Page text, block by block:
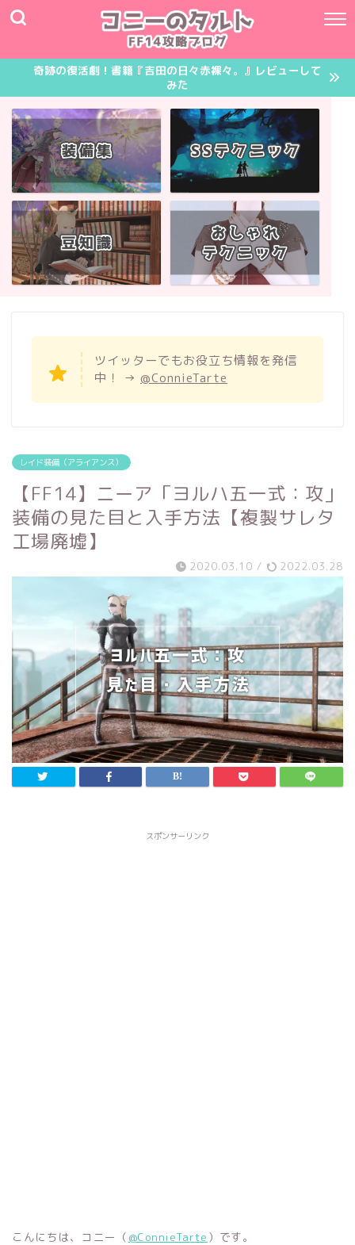
奇跡の復活劇！書籍『吉田の日々赤裸々。』レビューして
みた
ツイッターでもお役立ち情報を発信
中！ → @ConnieTarte
レイド装備（アライアンス）
【FF14】ニーア「ヨルハ五一式：攻」
装備の見た目と入手方法【複製サレタ
工場廃墟】
2020.03.10 / 2022.03.28
スポンサーリンク
こんにちは、コニー（ @ConnieTarte ）です。